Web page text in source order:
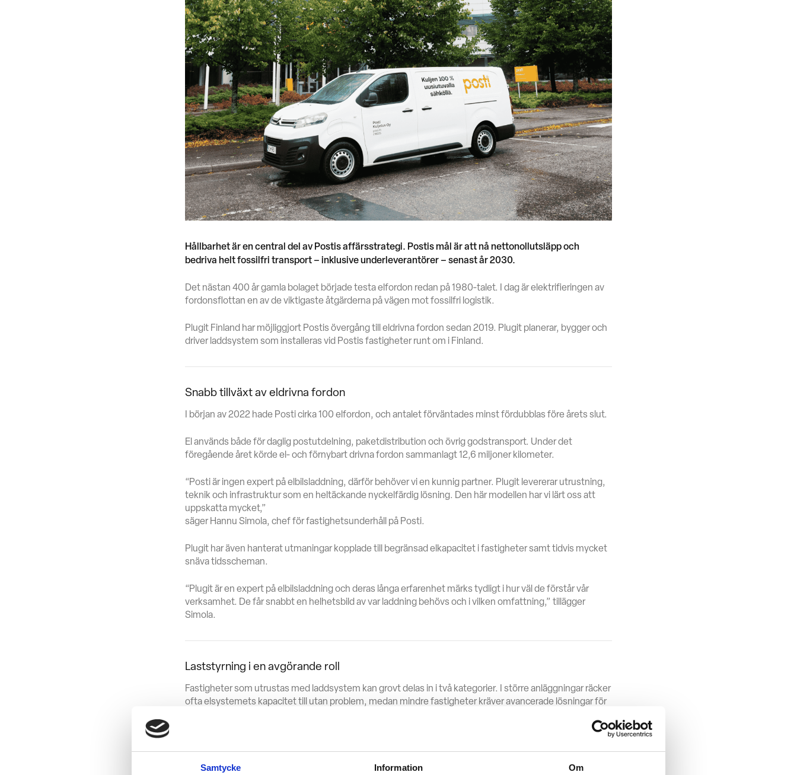
Samtycke Information Om
Hållbarhet är en central del av Postis affärsstrategi. Postis mål är att nå nettonollutsläpp och
bedriva helt fossilfri transport – inklusive underleverantörer – senast år 2030.
Det nästan 400 år gamla bolaget började testa elfordon redan på 1980‑talet. I dag är elektrifieringen av
fordonsflottan en av de viktigaste åtgärderna på vägen mot fossilfri logistik.
Plugit Finland har möjliggjort Postis övergång till eldrivna fordon sedan 2019. Plugit planerar, bygger och
driver laddsystem som installeras vid Postis fastigheter runt om i Finland.
Snabb tillväxt av eldrivna fordon
I början av 2022 hade Posti cirka 100 elfordon, och antalet förväntades minst fördubblas före årets slut.
El används både för daglig postutdelning, paketdistribution och övrig godstransport. Under det
föregående året körde el‑ och förnybart drivna fordon sammanlagt 12,6 miljoner kilometer.
“Posti är ingen expert på elbilsladdning, därför behöver vi en kunnig partner. Plugit levererar utrustning,
teknik och infrastruktur som en heltäckande nyckelfärdig lösning. Den här modellen har vi lärt oss att
uppskatta mycket,”
säger Hannu Simola, chef för fastighetsunderhåll på Posti.
Plugit har även hanterat utmaningar kopplade till begränsad elkapacitet i fastigheter samt tidvis mycket
snäva tidsscheman.
“Plugit är en expert på elbilsladdning och deras långa erfarenhet märks tydligt i hur väl de förstår vår
verksamhet. De får snabbt en helhetsbild av var laddning behövs och i vilken omfattning,” tillägger
Simola.
Laststyrning i en avgörande roll
Fastigheter som utrustas med laddsystem kan grovt delas in i två kategorier. I större anläggningar räcker
ofta elsystemets kapacitet till utan problem, medan mindre fastigheter kräver avancerade lösningar för
fördefinierade kriterier.